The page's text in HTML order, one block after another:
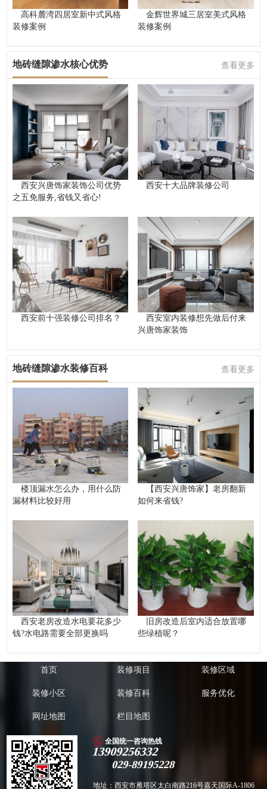
高科麓湾四居室新中式风格
装修案例
金辉世界城三居室美式风格
装修案例
地砖缝隙渗水核心优势 查看更多
西安兴唐饰家装饰公司优势
之五免服务,省钱又省心!
西安十大品牌装修公司
西安前十强装修公司排名？
西安室内装修想先做后付来
兴唐饰家装饰
地砖缝隙渗水装修百科 查看更多
楼顶漏水怎么办，用什么防
漏材料比较好用
【西安兴唐饰家】老房翻新
如何来省钱?
西安老房改造水电要花多少
钱?水电路需要全部更换吗
旧房改造后室内适合放置哪
些绿植呢？
首页 装修项目 装修区域
装修小区 装修百科 服务优化
网址地图 栏目地图
全国统一咨询热线
13909256332
029-89195228
地址：西安市雁塔区太白南路216号嘉天国际A-1806